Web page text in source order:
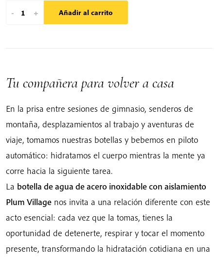
-
Botella
aislamiento
Plum
hidratación
consciente
para
cada
viaje
cantidad
+ Añadir al carrito
Tu compañera para volver a casa
En la prisa entre sesiones de gimnasio, senderos de
montaña, desplazamientos al trabajo y aventuras de
viaje, tomamos nuestras botellas y bebemos en piloto
automático: hidratamos el cuerpo mientras la mente ya
corre hacia la siguiente tarea.
La botella de agua de acero inoxidable con aislamiento
Plum Village nos invita a una relación diferente con este
acto esencial: cada vez que la tomas, tienes la
oportunidad de detenerte, respirar y tocar el momento
presente, transformando la hidratación cotidiana en una